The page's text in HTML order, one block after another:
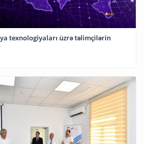
texnologiyaları üzrə təlimçilərin